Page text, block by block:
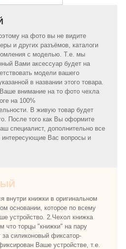
на фото вы не видите
и других разъёмов, каталоги
с моделью. Т.е. мы
Вами аксессуар будет на
модели вашего
в названии этого товара.
внимание на то фото чехла
на 100%
В живую товар будет
После того как Вы оформите
специалист, дополнительно все
интересующие Вас вопросы и
внутри книжки в оригинальном
основании, которое по всему
устройство. 2.Чехол книжка
что торцы "книжки" на пару
силиконовый фиксатор-
Ваше устройстве, т.е.